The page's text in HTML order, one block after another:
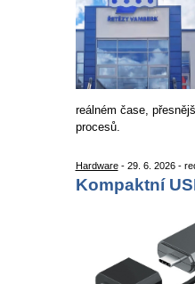
reálném čase,
procesů.
Hardware- 29. 6. 2026 -
Kompaktní